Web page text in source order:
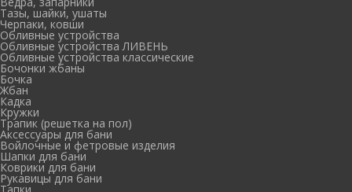
Тазы, шайки, ушаты
Черпаки, ковши
Обливные устройства
Обливные устройства ЛИВЕНЬ
Обливные устройства классические
Бочонки жбаны
Бочка
Жбан
Кадка
Кружки
Трапик (решетка на пол)
Аксессуары для бани
Войлочные и фетровые изделия
Шапки для бани
Коврики для бани
Рукавицы для бани